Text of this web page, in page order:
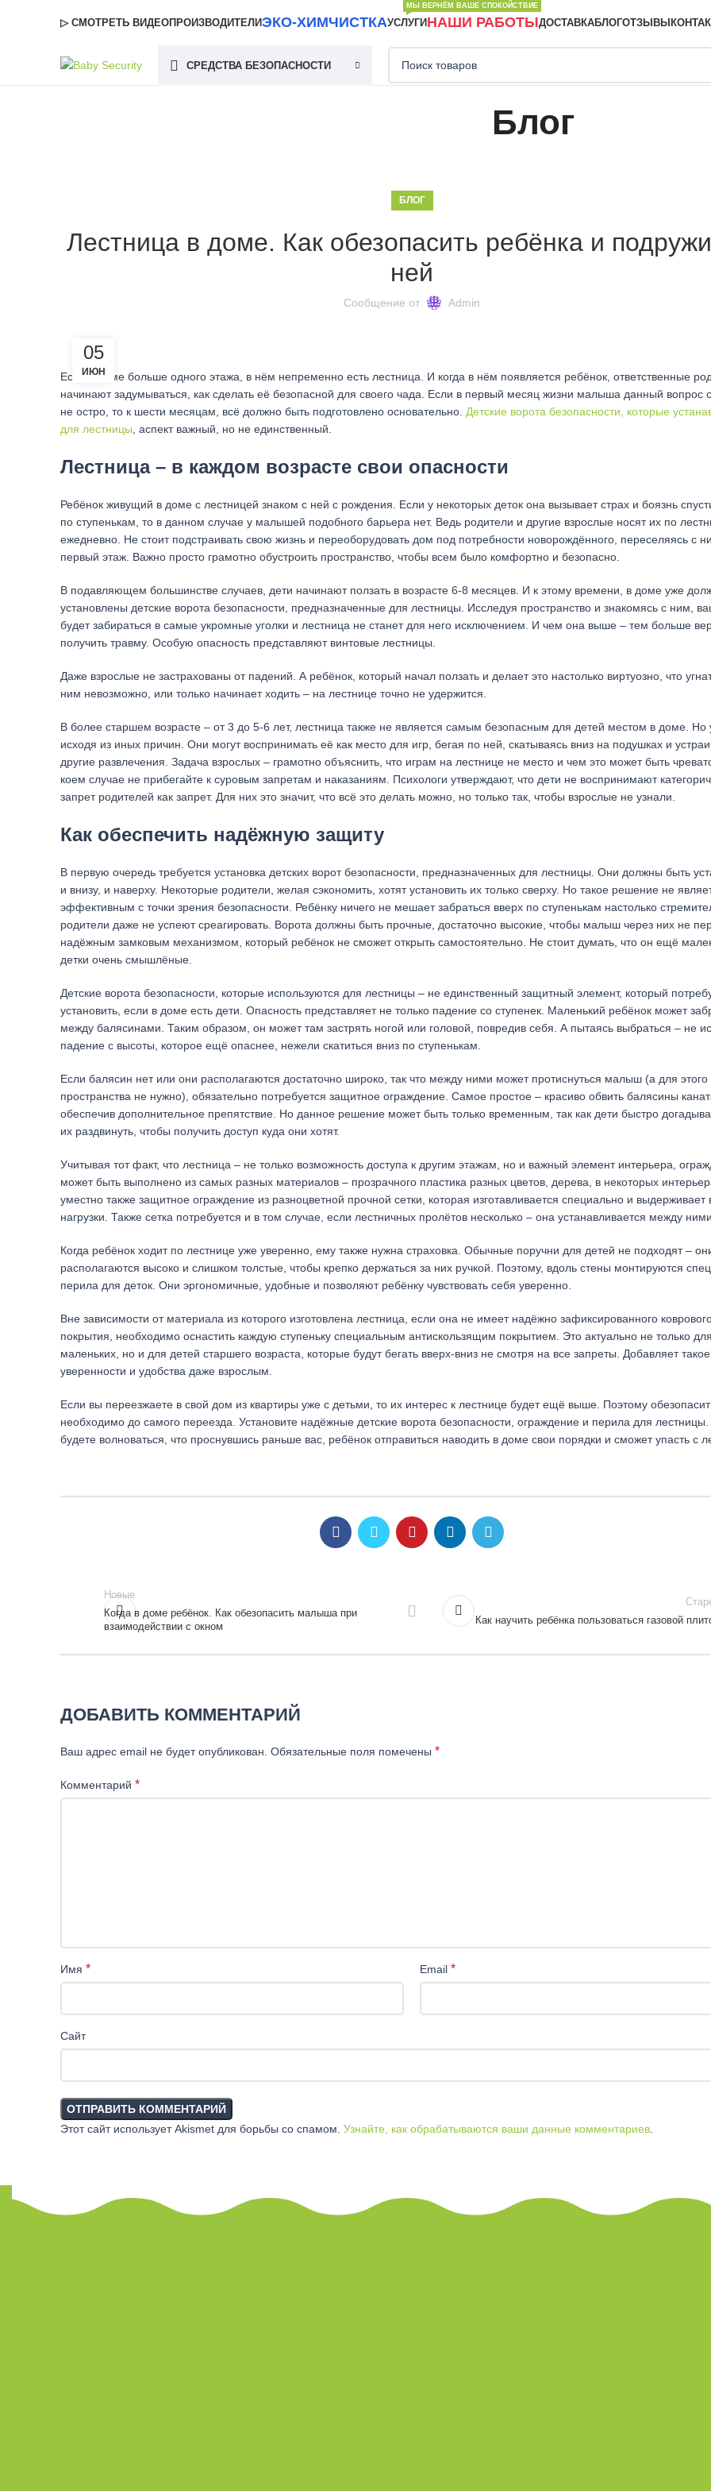
▷ СМОТРЕТЬ ВИДЕОПРОИЗВОДИТЕЛИЭКО-ХИМЧИСТКАУСЛУГИ
МЫ ВЕРНЁМ ВАШЕ СПОКОЙСТВИЕ
НАШИ РАБОТЫДОСТАВКАБЛОГОТЗЫВЫ
СРЕДСТВА БЕЗОПАСНОСТИ
Блог
БЛОГ
Лестница в доме. Как обезопасить ребёнка и
ней
Сообщение от Admin
05
ИЮН
Если в доме больше одного этажа, в нём непременно есть лестница. И когда в нём появляется ребёнок, ответственные
начинают задумываться, как сделать её безопасной для своего чада. Если в первый месяц жизни малыша данный вопрос
не остро, то к шести месяцам, всё должно быть подготовлено основательно. Детские ворота безопасности, которые
для лестницы , аспект важный, но не единственный.
Лестница – в каждом возрасте свои опасности
Ребёнок живущий в доме с лестницей знаком с ней с рождения. Если у некоторых деток она вызывает страх и боязнь
по ступенькам, то в данном случае у малышей подобного барьера нет. Ведь родители и другие взрослые носят их по
ежедневно. Не стоит подстраивать свою жизнь и переоборудовать дом под потребности новорождённого, переселяясь с
первый этаж. Важно просто грамотно обустроить пространство, чтобы всем было комфортно и безопасно.
В подавляющем большинстве случаев, дети начинают ползать в возрасте 6-8 месяцев. И к этому времени, в доме уже
установлены детские ворота безопасности, предназначенные для лестницы. Исследуя пространство и знакомясь с ним,
будет забираться в самые укромные уголки и лестница не станет для него исключением. И чем она выше – тем больше
получить травму. Особую опасность представляют винтовые лестницы.
Даже взрослые не застрахованы от падений. А ребёнок, который начал ползать и делает это настолько виртуозно, что
ним невозможно, или только начинает ходить – на лестнице точно не удержится.
В более старшем возрасте – от 3 до 5-6 лет, лестница также не является самым безопасным для детей местом в доме. Но
исходя из иных причин. Они могут воспринимать её как место для игр, бегая по ней, скатываясь вниз на подушках и
другие развлечения. Задача взрослых – грамотно объяснить, что играм на лестнице не место и чем это может быть
коем случае не прибегайте к суровым запретам и наказаниям. Психологи утверждают, что дети не воспринимают
запрет родителей как запрет. Для них это значит, что всё это делать можно, но только так, чтобы взрослые не узнали.
Как обеспечить надёжную защиту
В первую очередь требуется установка детских ворот безопасности, предназначенных для лестницы. Они должны быть
и внизу, и наверху. Некоторые родители, желая сэкономить, хотят установить их только сверху. Но такое решение не
эффективным с точки зрения безопасности. Ребёнку ничего не мешает забраться вверх по ступенькам настолько
родители даже не успеют среагировать. Ворота должны быть прочные, достаточно высокие, чтобы малыш через них не
надёжным замковым механизмом, который ребёнок не сможет открыть самостоятельно. Не стоит думать, что он ещё
детки очень смышлёные.
Детские ворота безопасности, которые используются для лестницы – не единственный защитный элемент, который
установить, если в доме есть дети. Опасность представляет не только падение со ступенек. Маленький ребёнок может
между балясинами. Таким образом, он может там застрять ногой или головой, повредив себя. А пытаясь выбраться – не
падение с высоты, которое ещё опаснее, нежели скатиться вниз по ступенькам.
Если балясин нет или они располагаются достаточно широко, так что между ними может протиснуться малыш (а для
пространства не нужно), обязательно потребуется защитное ограждение. Самое простое – красиво обвить балясины
обеспечив дополнительное препятствие. Но данное решение может быть только временным, так как дети быстро
их раздвинуть, чтобы получить доступ куда они хотят.
Учитывая тот факт, что лестница – не только возможность доступа к другим этажам, но и важный элемент интерьера,
может быть выполнено из самых разных материалов – прозрачного пластика разных цветов, дерева, в некоторых
уместно также защитное ограждение из разноцветной прочной сетки, которая изготавливается специально и выдерживает
нагрузки. Также сетка потребуется и в том случае, если лестничных пролётов несколько – она устанавливается между ними.
Когда ребёнок ходит по лестнице уже уверенно, ему также нужна страховка. Обычные поручни для детей не подходят –
располагаются высоко и слишком толстые, чтобы крепко держаться за них ручкой. Поэтому, вдоль стены монтируются
перила для деток. Они эргономичные, удобные и позволяют ребёнку чувствовать себя уверенно.
Вне зависимости от материала из которого изготовлена лестница, если она не имеет надёжно зафиксированного
покрытия, необходимо оснастить каждую ступеньку специальным антискользящим покрытием. Это актуально не только
маленьких, но и для детей старшего возраста, которые будут бегать вверх-вниз не смотря на все запреты. Добавляет
уверенности и удобства даже взрослым.
Если вы переезжаете в свой дом из квартиры уже с детьми, то их интерес к лестнице будет ещё выше. Поэтому
необходимо до самого переезда. Установите надёжные детские ворота безопасности, ограждение и перила для
будете волноваться, что проснувшись раньше вас, ребёнок отправиться наводить в доме свои порядки и сможет упасть с
Новые
Когда в доме ребёнок. Как обезопасить малыша при
взаимодействии с окном
Как научить ребёнка пользоваться газовой
ДОБАВИТЬ КОММЕНТАРИЙ
Ваш адрес email не будет опубликован. Обязательные поля помечены *
Комментарий *
Имя * Email*
Сайт
Этот сайт использует Akismet для борьбы со спамом. Узнайте, как обрабатываются ваши данные комментариев